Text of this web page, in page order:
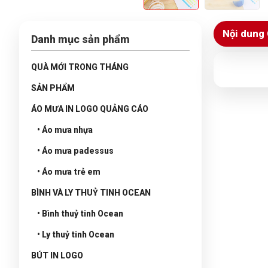
Danh mục sản phẩm
QUÀ MỚI TRONG THÁNG
SẢN PHẨM
ÁO MƯA IN LOGO QUẢNG CÁO
• Áo mưa nhựa
• Áo mưa padessus
• Áo mưa trẻ em
BÌNH VÀ LY THUỶ TINH OCEAN
• Bình thuỷ tinh Ocean
• Ly thuỷ tinh Ocean
BÚT IN LOGO
Nội dung